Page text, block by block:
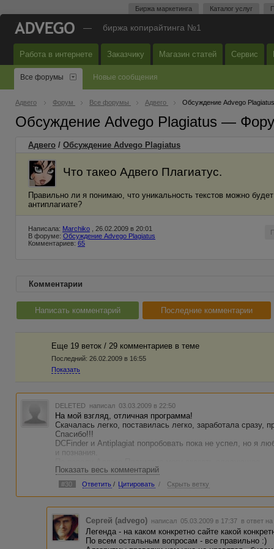
Биржа маркетинга Каталог услуг
— биржа копирайтинга №1
Работа в интернете Заказчику Магазин статей Сервис
Все форумы Новые сообщения
Адвего Форум Все форумы Адвего Обсуждение Advego Plagiatus
Обсуждение Advego Plagiatus —
Адвего / Обсуждение Advego Plagiatus
Что такео Адвего Плагиатус.
Правильно ли я понимаю, что уникальность текстов можно
антиплагиате?
Написала: Marchiko , 26.02.2009 в 20:01
В форуме: Обсуждение Advego Plagiatus
Комментариев: 65
Комментарии
Написать комментарий Последние комментарии
Еще 19 веток / 29 комментариев в темe
Последний: 26.02.2009 в 16:55
Показать
DELETED написал 03.03.2009 в 22:50
На мой взгляд, отличная программа!
Скачалась легко, поставилась легко, заработала сразу,
Спасибо!!!
DCFinder и Antiplagiat попробовать пока не успел, но я
и познания.
Если с Интернетом на момент проверки нет проблем, и
серые строчки с различными ошибками, то качество
НО...
Как и во всей науке, при проверке текста требуется
проверять текст один раз, даже если нет ошибок в
Вот два варианта безошибочной проверки одного и того
1. ... :(((
Очень жаль, что из Журнала нельзя ничего
программы? Я со вчерашнего дня не закрываю - жаль
Показать весь комментарий
#30 Ответить / Цитировать / Скрыть ветку
Сергей (advego) написал 05.03.2009 в 17:37 в ответ
Легенда - на каком конкретно сайте какой
По всем остальным вопросам - все правильно :)